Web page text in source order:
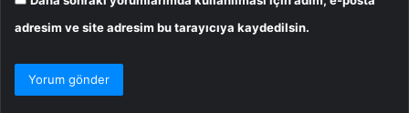
adresim ve site adresim bu tarayıcıya kaydedilsin.